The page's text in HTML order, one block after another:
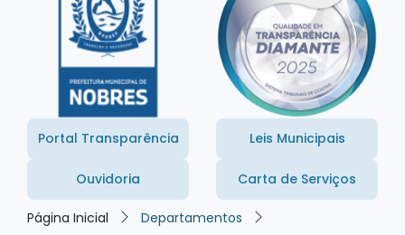
Portal Transparência Leis Municipais
Ouvidoria Carta de Serviços
Página Inicial
Departamentos